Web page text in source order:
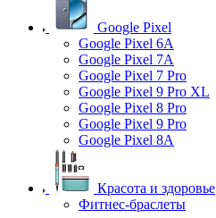
Google Pixel
Google Pixel 6A
Google Pixel 7А
Google Pixel 7 Pro
Google Pixel 9 Pro XL
Google Pixel 8 Pro
Google Pixel 9 Pro
Google Pixel 8A
Красота и здоровье
Фитнес-браслеты